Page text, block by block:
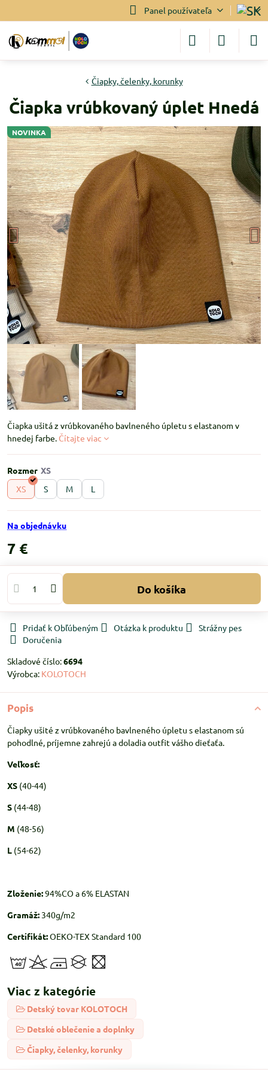
Panel používateľa
NOVINKA
Čiapky, čelenky, korunky
Čiapka vrúbkovaný úplet Hnedá
Čiapka ušitá z vrúbkovaného bavlneného úpletu s elastanom v
hnedej farbe. Čítajte viac
Rozmer
XS
S M L
Na objednávku
7 €
Do košíka
Pridať k Obľúbeným Otázka k produktu
Strážny pes
Doručenia
Skladové číslo:6694
Výrobca: KOLOTOCH
Popis
Čiapky ušité z vrúbkovaného bavlneného úpletu s elastanom sú
pohodlné, príjemne zahrejú a doladia outfit vášho dieťaťa.
Veľkosť:
XS (40-44)
S (44-48)
M (48-56)
L (54-62)
Zloženie:94%CO a 6% ELASTAN
Gramáž: 340g/m2
Certifikát:OEKO-TEX Standard 100
Viac z kategórie
Detský tovar KOLOTOCH
Detské oblečenie a doplnky
Čiapky, čelenky, korunky